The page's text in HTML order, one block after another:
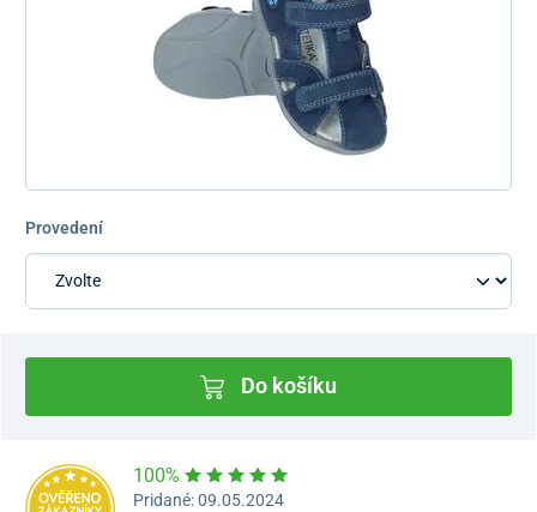
Provedení
Do košíku
100%
Pridané: 09.05.2024